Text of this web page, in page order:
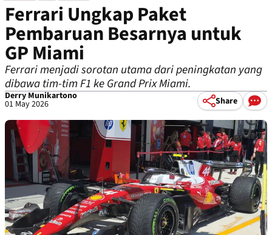
Ferrari Ungkap Paket
Pembaruan Besarnya untuk
GP Miami
Ferrari menjadi sorotan utama dari peningkatan yang
dibawa tim-tim F1 ke Grand Prix Miami.
Derry Munikartono
01 May 2026 Share